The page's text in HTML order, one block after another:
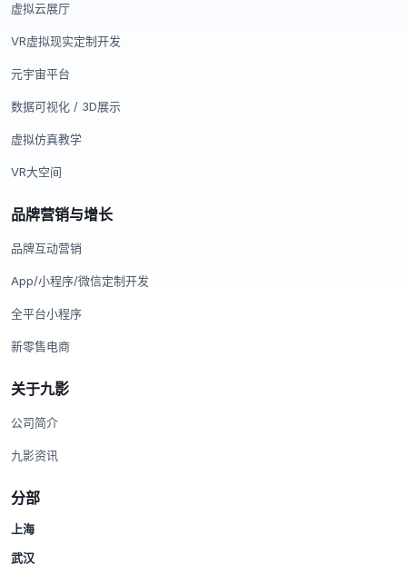
虚拟云展厅
VR虚拟现实定制开发
元宇宙平台
数据可视化 / 3D展示
虚拟仿真教学
VR大空间
品牌营销与增长
品牌互动营销
App/小程序/微信定制开发
全平台小程序
新零售电商
关于九影
公司简介
九影资讯
分部
上海
武汉